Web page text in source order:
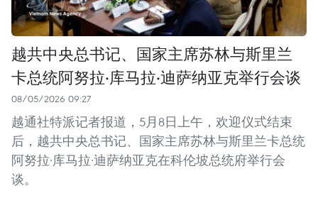
越共中央总书记、国家主席苏林与斯里兰
卡总统阿努拉·库马拉·迪萨纳亚克举行会谈
08/05/2026 09:27
越通社特派记者报道，5月8日上午，欢迎仪式结束
后，越共中央总书记、国家主席苏林与斯里兰卡总统
阿努拉·库马拉·迪萨纳亚克在科伦坡总统府举行会
谈。